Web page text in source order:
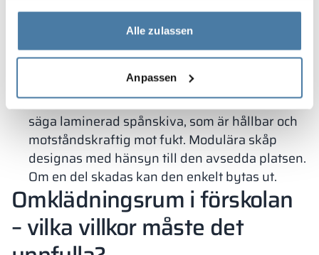
gesammelt haben.
Alle zulassen
Anpassen
omklädningsrum kan väljas i olika dekorer,
men också i naturliga strukturer som sten,
betong eller trä.
– en modulär lösning som fungerar bäst
för klädskåp i skolor. Dörrar tillverkade av lätt
och hållbar HPL-skiva eller LPW-skiva, det vill
säga laminerad spånskiva, som är hållbar och
motståndskraftig mot fukt. Modulära skåp
designas med hänsyn till den avsedda platsen.
Om en del skadas kan den enkelt bytas ut.
Omklädningsrum i förskolan
– vilka villkor måste det